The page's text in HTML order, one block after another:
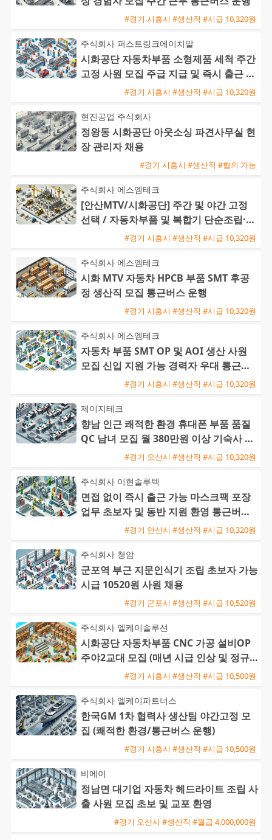
#경기 시흥시 #생산직 #시급 10,320원
주식회사 퍼스트링크에이치알
시화공단 자동차부품 소형제품 세척 주간
고정 사원 모집 주급 지급 및 즉시 출근 가
#경기 시흥시 #생산직 #시급 10,320원
현진공업 주식회사
정왕동 시화공단 아웃소싱 파견사무실 현
장 관리자 채용
#경기 시흥시 #생산직 #협의 가능
주식회사 에스엠테크
[안산MTV/시화공단] 주간 및 야간 고정
선택 / 자동차부품 및 복합기 단순조립·검
사 / 주급 가능·통근버
#경기 시흥시 #생산직 #시급 10,320원
주식회사 에스엠테크
시화 MTV 자동차 HPCB 부품 SMT 후공
정 생산직 모집 통근버스 운행
#경기 시흥시 #생산직 #시급 10,320원
주식회사 에스엠테크
자동차 부품 SMT OP 및 AOI 생산 사원
모집 신입 지원 가능 경력자 우대 통근버
#경기 시흥시 #생산직 #시급 10,320원
제이지테크
향남 인근 쾌적한 환경 휴대폰 부품 품질
QC 남녀 모집 월 380만원 이상 기숙사 제
#경기 오산시 #생산직 #시급 10,320원
주식회사 이현솔루텍
면접 없이 즉시 출근 가능 마스크팩 포장
업무 초보자 및 동반 지원 환영 통근버스
#경기 안산시 #생산직 #시급 10,320원
주식회사 청암
군포역 부근 지문인식기 조립 초보자 가능
시급 10520원 사원 채용
#경기 군포시 #생산직 #시급 10,520원
주식회사 엘케이솔루션
시화공단 자동차부품 CNC 가공 설비OP
주야2교대 모집 (매년 시급 인상 및 정규
직 전환 가능)#경기 시흥시 #생산직 #시급 10,500원
주식회사 엘케이파트너스
한국GM 1차 협력사 생산팀 야간고정 모
집 (쾌적한 환경/통근버스 운행)
#경기 시흥시 #생산직 #시급 10,500원
비에이
정남면 대기업 자동차 헤드라이트 조립 사
출 사원 모집 초보 및 교포 환영
#경기 오산시 #생산직 #월급 4,000,000원